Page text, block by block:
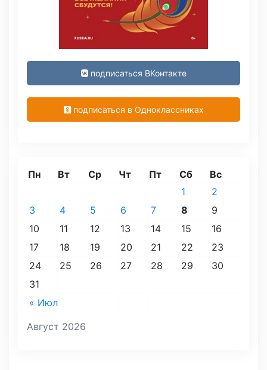
подписаться ВКонтакте
подписаться в Одноклассниках
Август 2026
Пн Вт Ср Чт Пт Сб Вс
« Июл
1
2
3
4 5 6 7 8
9
10
11 12 13 14 15
16
17
18 19 20 21 22
23
24
25 26 27 28 29
30
31